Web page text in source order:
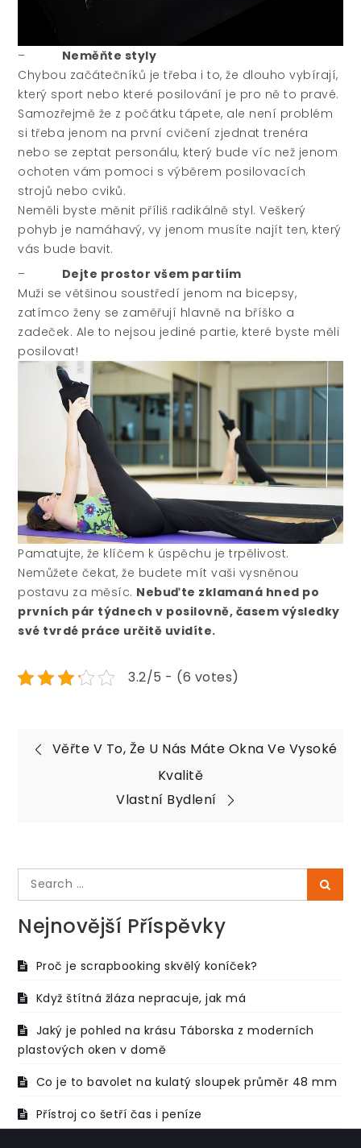
– Neměňte styly
Chybou začátečníků je třeba i to, že dlouho vybírají,
který sport nebo které posilování je pro ně to pravé.
Samozřejmě že z počátku tápete, ale není problém
si třeba jenom na první cvičení zjednat trenéra
nebo se zeptat personálu, který bude víc než jenom
ochoten vám pomoci s výběrem posilovacích
strojů nebo cviků.
Neměli byste měnit příliš radikálně styl. Veškerý
pohyb je namáhavý, vy jenom musíte najít ten, který
vás bude bavit.
– Dejte prostor všem partiím
Muži se většinou soustředí jenom na bicepsy,
zatímco ženy se zaměřují hlavně na bříško a
zadeček. Ale to nejsou jediné partie, které byste měli
posilovat!
Pamatujte, že klíčem k úspěchu je trpělivost.
Nemůžete čekat, že budete mít vaši vysněnou
postavu za měsíc. Nebuďte zklamaná hned po
prvních pár týdnech v posilovně, časem výsledky
své tvrdé práce určitě uvidíte.
3.2/5 - (6 votes)
Navigace
příspěvek
Věřte V To, Že U Nás Máte Okna Ve Vysoké
Kvalitě
Vlastní Bydlení
Search
for:
Nejnovější Příspěvky
Proč je scrapbooking skvělý koníček?
Když štítná žláza nepracuje, jak má
Jaký je pohled na krásu Táborska z moderních
plastových oken v domě
Co je to bavolet na kulatý sloupek průměr 48 mm
Přístroj co šetří čas i peníze